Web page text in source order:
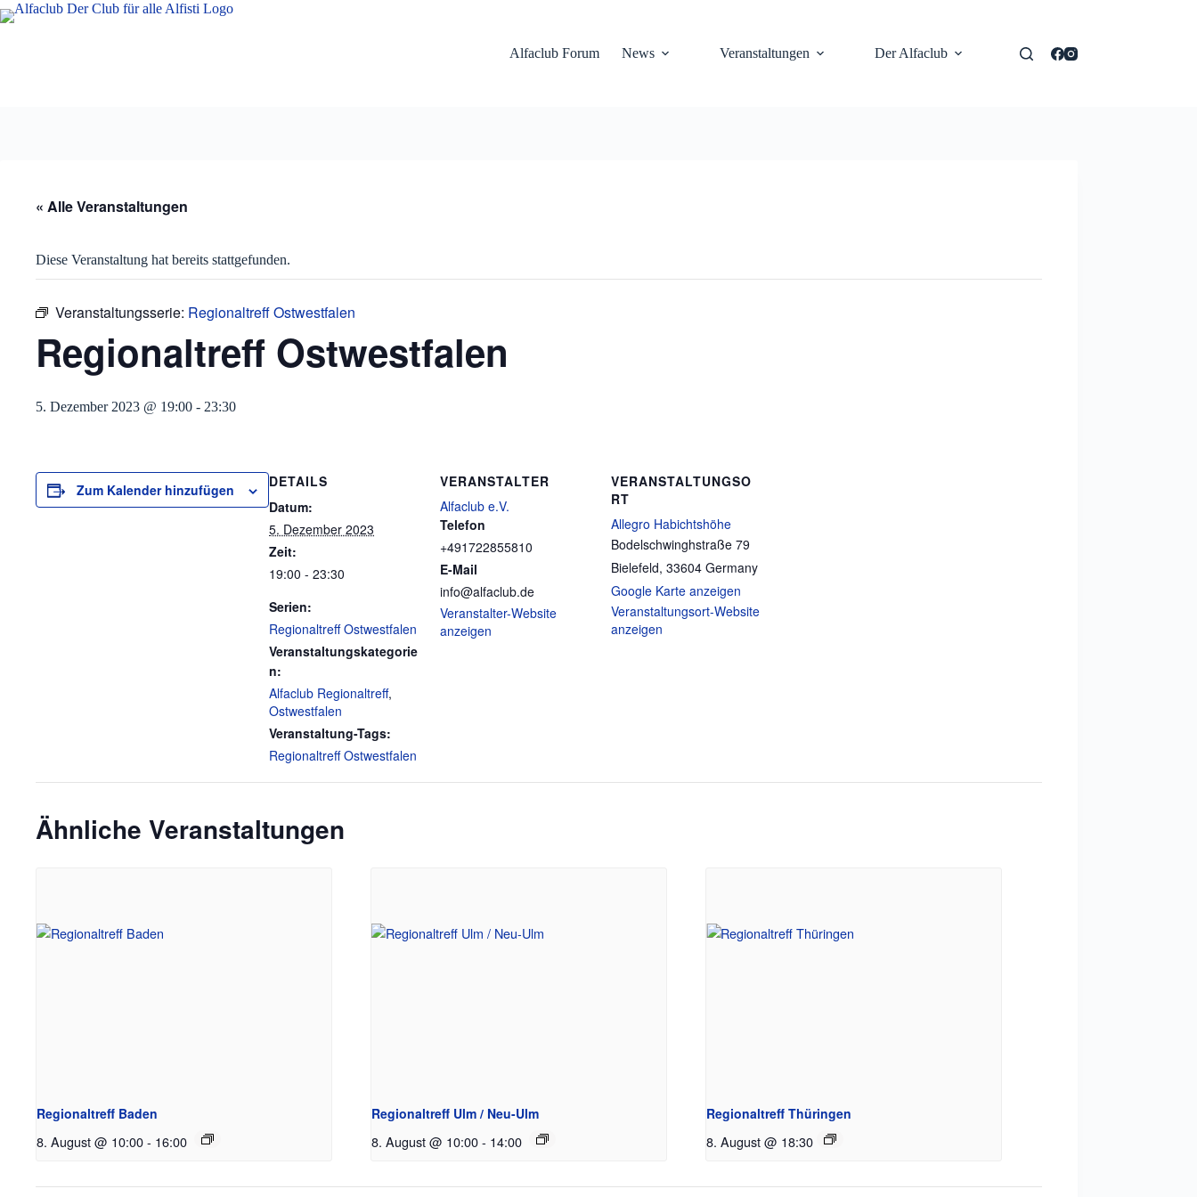
Zum
Inhalt
Alfaclub Forum
News Veranstaltungen Der Alfaclub
« Alle Veranstaltungen
Diese Veranstaltung hat bereits stattgefunden.
Veranstaltungsserie: Regionaltreff Ostwestfalen
Regionaltreff Ostwestfalen
5. Dezember 2023 @ 19:00 - 23:30
Zum Kalender hinzufügen
DETAILS
Datum:
5. Dezember 2023
Zeit:
19:00 - 23:30
Serien:
Regionaltreff Ostwestfalen
Veranstaltungskategorie
n:
Alfaclub Regionaltreff,
Ostwestfalen
Veranstaltung-Tags:
Regionaltreff Ostwestfalen
VERANSTALTER
Alfaclub e.V.
Telefon
+491722855810
E-Mail
info@alfaclub.de
Veranstalter-Website
anzeigen
VERANSTALTUNGSO
RT
Allegro Habichtshöhe
Bodelschwinghstraße 79
Bielefeld, 33604 Germany
Google Karte anzeigen
Veranstaltungsort-Website
anzeigen
Ähnliche Veranstaltungen
Regionaltreff Baden
8. August @ 10:00- 16:00
Regionaltreff Ulm / Neu-Ulm
8. August @ 10:00- 14:00
Regionaltreff Thüringen
8. August @ 18:30